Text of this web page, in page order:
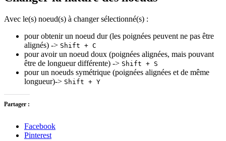
Avec le(s) noeud(s) à changer sélectionné(s) :
pour obtenir un noeud dur (les poignées peuvent ne pas être
alignés) -> Shift + C
pour avoir un noeud doux (poignées alignées, mais pouvant
être de longueur différente) -> Shift + S
pour un noeuds symétrique (poignées alignées et de même
longueur)-> Shift + Y
Partager :
Facebook
Pinterest